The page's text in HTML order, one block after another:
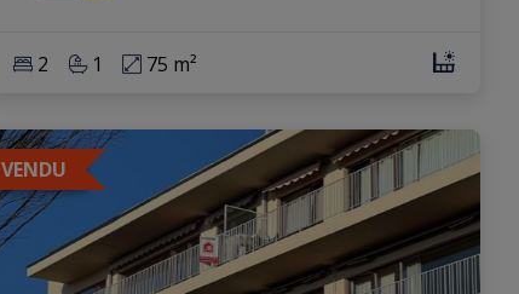
2 1 75 m²
VENDU